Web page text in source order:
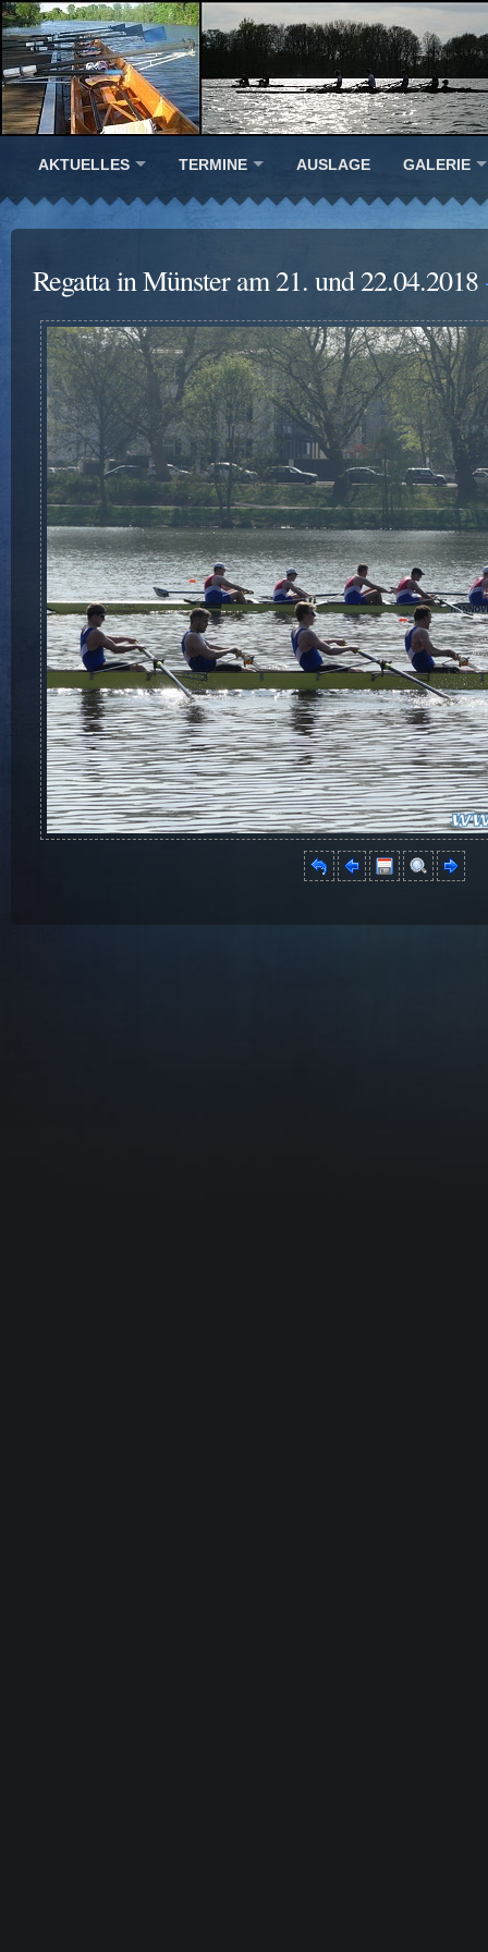
AKTUELLES TERMINE AUSLAGE GALERIE
Regatta in Münster am 21. und 22.04.2018